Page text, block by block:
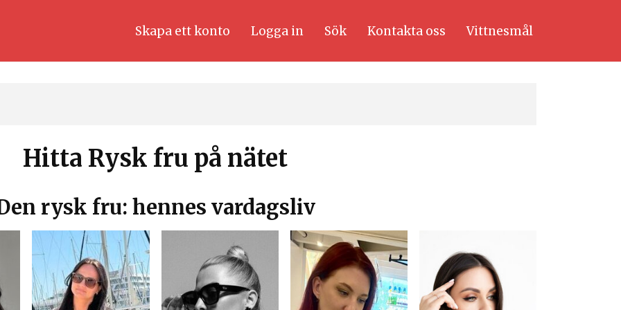
Skapa ett konto Logga in Sök Kontakta oss Vittnesmål
Hitta Rysk fru på nätet
rysk fru: hennes vardagsliv